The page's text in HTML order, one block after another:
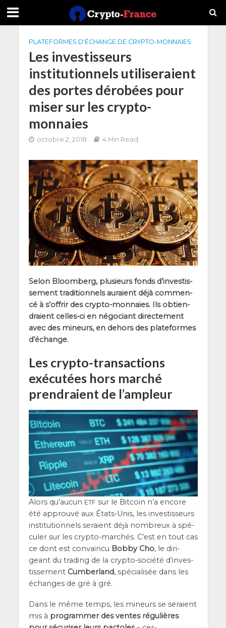
PLATEFORMES D'ÉCHANGE DE CRYPTO-MONNAIES
Les investisseurs
institutionnels utiliseraient
des portes dérobées pour
miser sur les crypto-
monnaies
octobre 2, 2018 4 Min Read
Selon Bloom­berg, plu­sieurs fonds d’in­ves­tis­
se­ment tra­di­tion­nels auraient déjà com­men­
cé à s’of­frir des cryp­to-mon­naies. Ils obtien­
draient celles-ci en négo­ciant direc­te­ment
avec des mineurs, en dehors des pla­te­formes
d’échange.
Les crypto-transactions
exécutées hors marché
prendraient de l’ampleur
Alors qu’au­cun ETFsur le Bit­coin n’a encore
été approu­vé aux États-Unis, les inves­tis­seurs
ins­ti­tu­tion­nels seraient déjà nom­breux à spé­
cu­ler sur les cryp­to-mar­chés. C’est en tout cas
ce dont est convain­cu Bob­by Cho, le diri­
geant du tra­ding de la cryp­to-socié­té d’in­ves­
tis­se­ment Cum­ber­land, spé­cia­li­sée dans les
échanges de gré à gré.
Dans le même temps, les mineurs se seraient
mis à pro­gram­mer des ventes régu­lières